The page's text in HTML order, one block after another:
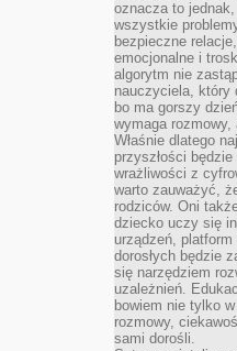
oznacza to
wszystkie
bezpieczne
emocjonalne i
algorytm nie
nauczyciela, który
bo ma gorszy
wymaga
Właśnie dlatego
przyszłości
wrażliwości z
warto zauważyć,
rodziców. Oni
dziecko uczy się
urządzeń,
dorosłych będzie
się narzędziem
uzależnień.
bowiem nie tylko
rozmowy,
sami dorośli.